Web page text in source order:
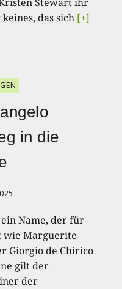
Stewart ihr
das sich [+]
in die
Name, der für
wie Marguerite
Giorgio de Chirico
gilt der
der